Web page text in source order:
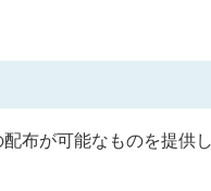
布が可能なものを提供し